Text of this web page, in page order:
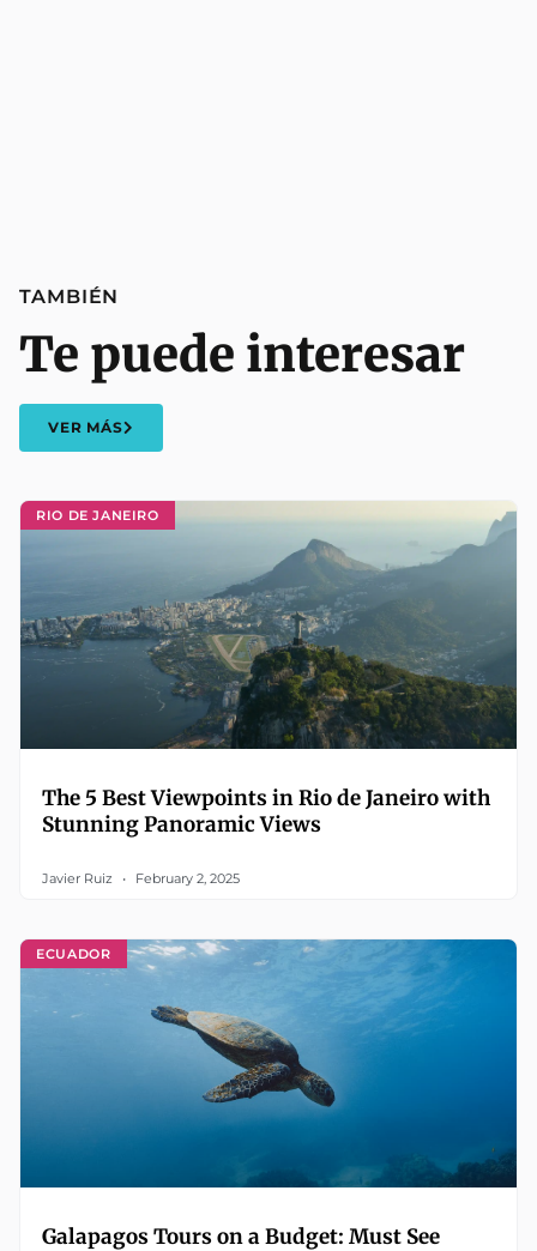
RIO DE JANEIRO
The 5 Best Viewpoints in Rio de Janeiro with
Stunning Panoramic Views
Javier Ruiz February 2, 2025
ECUADOR
Galapagos Tours on a Budget: Must See
TAMBIÉN
Te puede interesar
VER MÁS